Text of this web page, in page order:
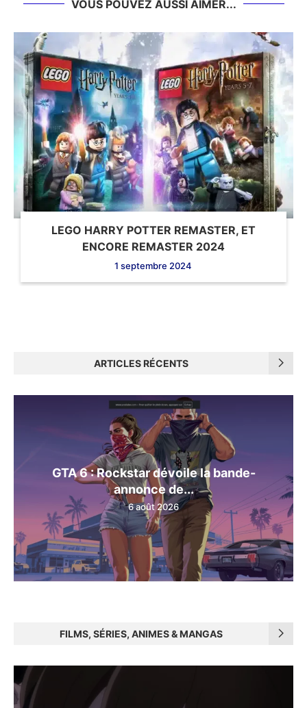
VOUS POUVEZ AUSSI AIMER...
LEGO HARRY POTTER REMASTER, ET
ENCORE REMASTER 2024
1 septembre 2024
ARTICLES RÉCENTS
GTA 6 : Rockstar dévoile la bande-
annonce de...
6 août 2026
FILMS, SÉRIES, ANIMES & MANGAS